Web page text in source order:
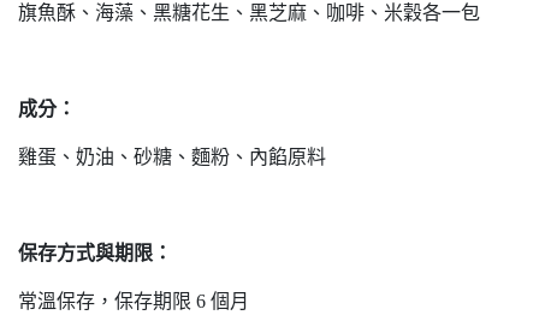
旗魚酥、海藻、黑糖花生、黑芝麻、咖啡、米穀各一包
成分：
雞蛋、奶油、砂糖、麵粉、內餡原料
保存方式與期限：
常溫保存，保存期限 6 個月